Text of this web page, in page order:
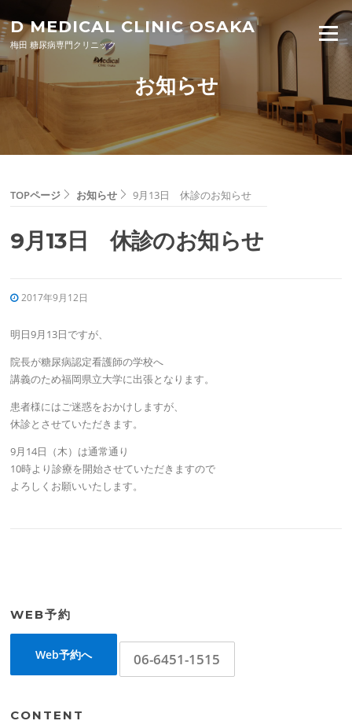
Skip to content
D MEDICAL CLINIC OSAKA
梅田 糖尿病専門クリニック
Menu
お知らせ
TOPページ お知らせ 9月13日 休診のお知らせ
9月13日 休診のお知らせ
2017年9月12日
明日9月13日ですが、
院長が糖尿病認定看護師の学校へ
講義のため福岡県立大学に出張となります。
患者様にはご迷惑をおかけしますが、
休診とさせていただきます。
9月14日（木）は通常通り
10時より診療を開始させていただきますので
よろしくお願いいたします。
WEB予約
Web予約へ 06-6451-1515
CONTENT